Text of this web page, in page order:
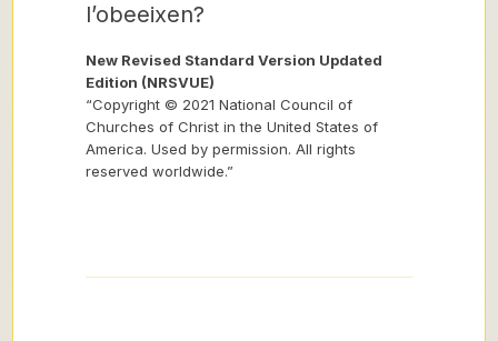
l’obeeixen?
New Revised Standard Version Updated
Edition (NRSVUE)
“Copyright © 2021 National Council of
Churches of Christ in the United States of
America. Used by permission. All rights
reserved worldwide.”